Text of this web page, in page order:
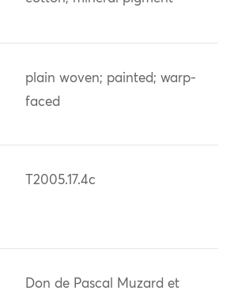
plain woven; painted; warp-
faced
T2005.17.4c
Don de Pascal Muzard et